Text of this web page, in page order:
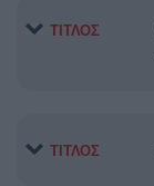
ΤΙΤΛΟΣ
ΤΙΤΛΟΣ